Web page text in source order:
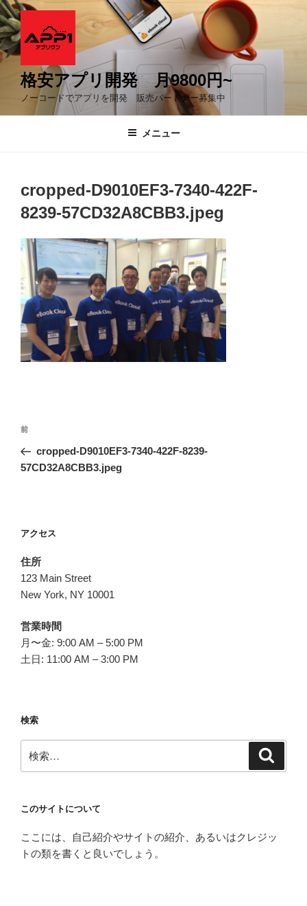
コ
ン
テ
ン
格安アプリ開発 月9800円~
ノーコードでアプリを開発 販売パートナー募集中
メニュー
cropped-D9010EF3-7340-422F-
8239-57CD32A8CBB3.jpeg
投
ナ
シ
ョ
ン
前
の
投
前
cropped-D9010EF3-7340-422F-8239-
57CD32A8CBB3.jpeg
アクセス
住所
123 Main Street
New York, NY 10001
営業時間
月〜金: 9:00 AM – 5:00 PM
土日: 11:00 AM – 3:00 PM
検索
索:
このサイトについて
ここには、自己紹介やサイトの紹介、あるいはクレジッ
トの類を書くと良いでしょう。